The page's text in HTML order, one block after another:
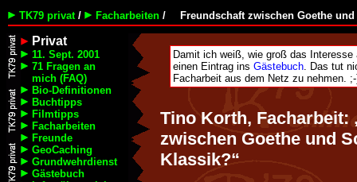
TK79 privat/ Facharbeiten / Freundschaft zwischen Goethe
Privat
11. Sept. 2001
71 Fragen an
mich (FAQ)
Bio-Definitionen
Buchtipps
Filmtipps
Facharbeiten
Freunde
GeoCaching
Grundwehrdienst
Gästebuch
Damit ich weiß, wie groß das
einen Eintrag ins Gästebuch. Das tut
Facharbeit aus dem Netz zu nehmen.
Tino Korth, Facharbeit:
zwischen Goethe und
Klassik?“